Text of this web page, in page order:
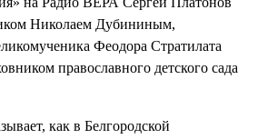
Николаем Дубининым,
Феодора Стратилата
православного детского сада
как в Белгородской